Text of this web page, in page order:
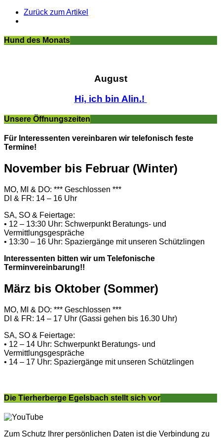
Zurück zum Artikel
Hund des Monats
August
Hi, ich bin Alin.!
Unsere Öffnungszeiten
Für Interessenten vereinbaren wir telefonisch feste
Termine!
November bis Februar (Winter)
MO, MI & DO: *** Geschlossen ***
DI & FR: 14 – 16 Uhr
SA, SO & Feiertage:
• 12 – 13:30 Uhr: Schwerpunkt Beratungs- und
Vermittlungsgespräche
• 13:30 – 16 Uhr: Spaziergänge mit unseren Schützlingen
Interessenten bitten wir um Telefonische
Terminvereinbarung!!
März bis Oktober (Sommer)
MO, MI & DO: *** Geschlossen ***
DI & FR: 14 – 17 Uhr (Gassi gehen bis 16.30 Uhr)
SA, SO & Feiertage:
• 12 – 14 Uhr: Schwerpunkt Beratungs- und
Vermittlungsgespräche
• 14 – 17 Uhr: Spaziergänge mit unseren Schützlingen
Die Tierherberge Egelsbach stellt sich vor
Zum Schutz Ihrer persönlichen Daten ist die Verbindung zu